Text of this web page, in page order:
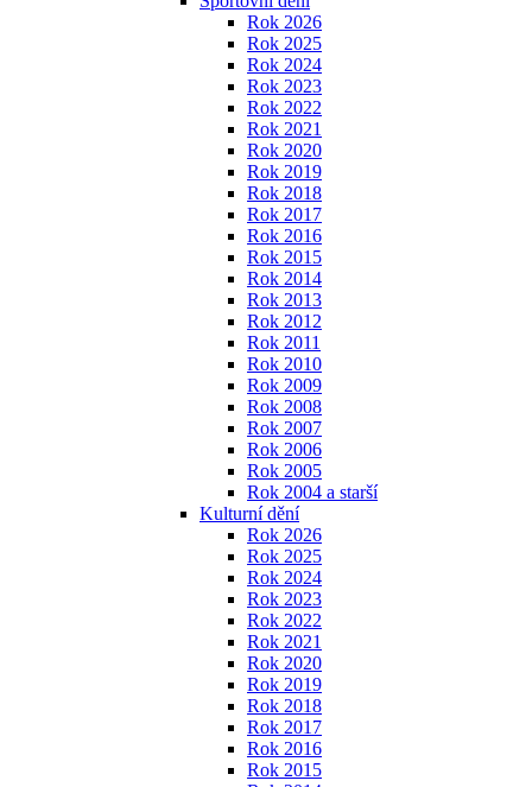
Rok 2026
Rok 2025
Rok 2024
Rok 2023
Rok 2022
Rok 2021
Rok 2020
Rok 2019
Rok 2018
Rok 2017
Rok 2016
Rok 2015
Rok 2014
Rok 2013
Rok 2012
Rok 2011
Rok 2010
Rok 2009
Rok 2008
Rok 2007
Rok 2006
Rok 2005
Rok 2004 a starší
Kulturní dění
Rok 2026
Rok 2025
Rok 2024
Rok 2023
Rok 2022
Rok 2021
Rok 2020
Rok 2019
Rok 2018
Rok 2017
Rok 2016
Rok 2015